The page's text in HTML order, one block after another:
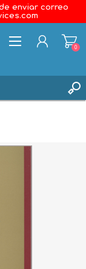
enviar correo
0